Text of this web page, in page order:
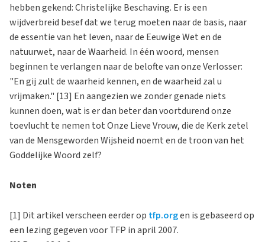
hebben gekend: Christelijke Beschaving. Er is een
wijdverbreid besef dat we terug moeten naar de basis, naar
de essentie van het leven, naar de Eeuwige Wet en de
natuurwet, naar de Waarheid. In één woord, mensen
beginnen te verlangen naar de belofte van onze Verlosser:
"En gij zult de waarheid kennen, en de waarheid zal u
vrijmaken." [13] En aangezien we zonder genade niets
kunnen doen, wat is er dan beter dan voortdurend onze
toevlucht te nemen tot Onze Lieve Vrouw, die de Kerk zetel
van de Mensgeworden Wijsheid noemt en de troon van het
Goddelijke Woord zelf?
Noten
[1] Dit artikel verscheen eerder op tfp.orgen is gebaseerd op
een lezing gegeven voor TFP in april 2007.